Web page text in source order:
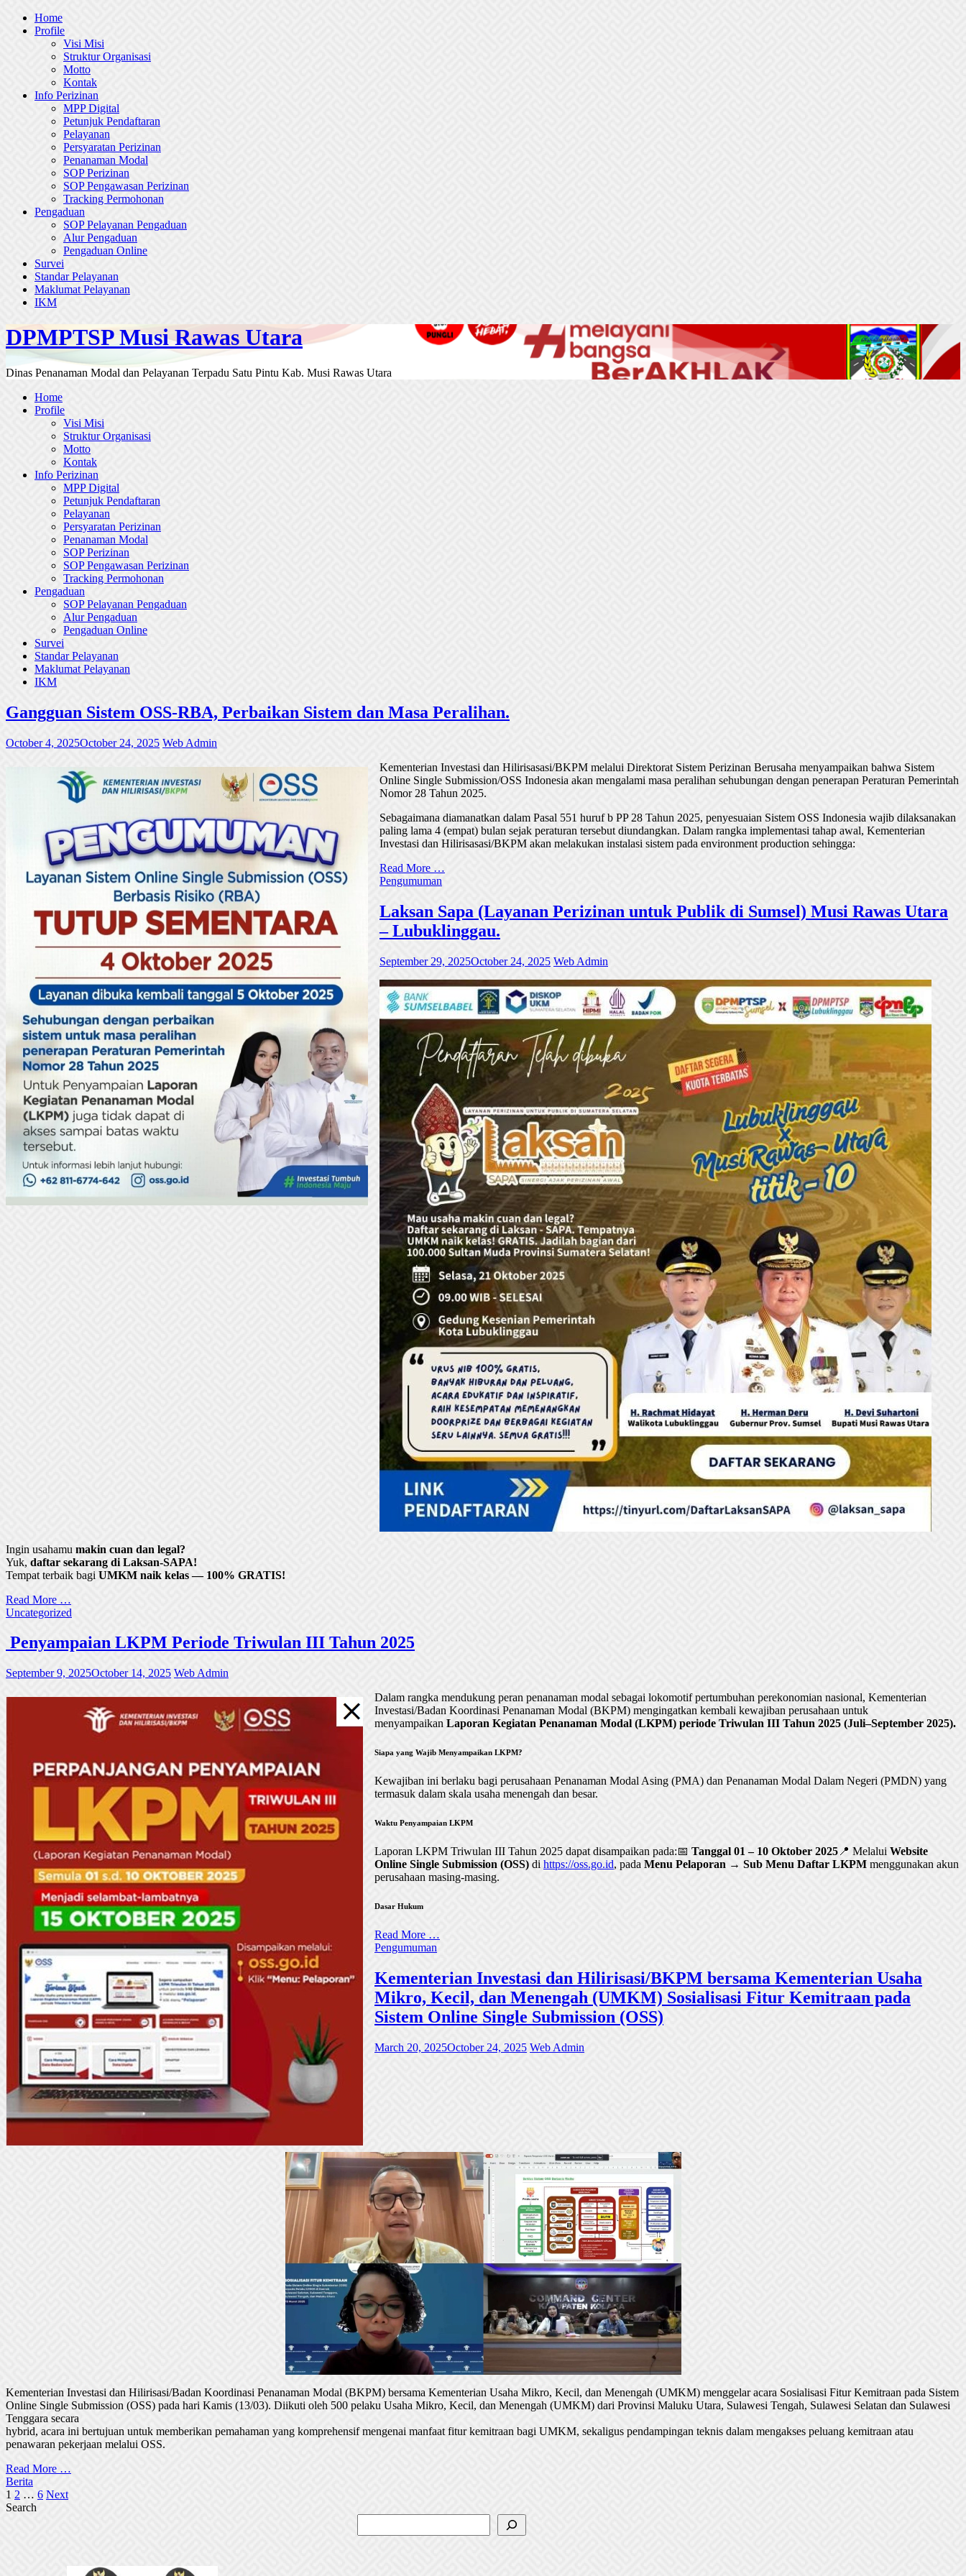
Skip
Home
Profile
Visi Misi
Struktur Organisasi
Motto
Kontak
Info Perizinan
MPP Digital
Petunjuk Pendaftaran
Pelayanan
Persyaratan Perizinan
Penanaman Modal
SOP Perizinan
SOP Pengawasan Perizinan
Tracking Permohonan
Pengaduan
SOP Pelayanan Pengaduan
Alur Pengaduan
Pengaduan Online
Survei
Standar Pelayanan
Maklumat Pelayanan
IKM
DPMPTSP Musi Rawas Utara
Dinas Penanaman Modal dan Pelayanan Terpadu Satu Pintu Kab. Musi Rawas Utara
Home
Profile
Visi Misi
Struktur Organisasi
Motto
Kontak
Info Perizinan
MPP Digital
Petunjuk Pendaftaran
Pelayanan
Persyaratan Perizinan
Penanaman Modal
SOP Perizinan
SOP Pengawasan Perizinan
Tracking Permohonan
Pengaduan
SOP Pelayanan Pengaduan
Alur Pengaduan
Pengaduan Online
Survei
Standar Pelayanan
Maklumat Pelayanan
IKM
Gangguan Sistem OSS-RBA, Perbaikan Sistem dan Masa Peralihan.
October 4, 2025October 24, 2025 Web Admin
Kementerian Investasi dan Hilirisasasi/BKPM melalui Direktorat Sistem Perizinan Berusaha menyampaikan bahwa Sistem
Online Single Submission/OSS Indonesia akan mengalami masa peralihan sehubungan dengan penerapan Peraturan Pemerintah
Nomor 28 Tahun 2025.
Sebagaimana diamanatkan dalam Pasal 551 huruf b PP 28 Tahun 2025, penyesuaian Sistem OSS Indonesia wajib dilaksanakan
paling lama 4 (empat) bulan sejak peraturan tersebut diundangkan. Dalam rangka implementasi tahap awal, Kementerian
Investasi dan Hilirisasasi/BKPM akan melakukan instalasi sistem pada environment production sehingga:
Read More …
Pengumuman
Laksan Sapa (Layanan Perizinan untuk Publik di Sumsel) Musi Rawas Utara
– Lubuklinggau.
September 29, 2025October 24, 2025 Web Admin
Ingin usahamu makin cuan dan legal?
Yuk, daftar sekarang di Laksan-SAPA!
Tempat terbaik bagi UMKM naik kelas — 100% GRATIS!
Read More …
Uncategorized
Penyampaian LKPM Periode Triwulan III Tahun 2025
September 9, 2025October 14, 2025 Web Admin
Dalam rangka mendukung peran penanaman modal sebagai lokomotif pertumbuhan perekonomian nasional, Kementerian
Investasi/Badan Koordinasi Penanaman Modal (BKPM) mengingatkan kembali kewajiban perusahaan untuk
menyampaikan Laporan Kegiatan Penanaman Modal (LKPM) periode Triwulan III Tahun 2025 (Juli–September 2025).
Siapa yang Wajib Menyampaikan LKPM?
Kewajiban ini berlaku bagi perusahaan Penanaman Modal Asing (PMA) dan Penanaman Modal Dalam Negeri (PMDN) yang
termasuk dalam skala usaha menengah dan besar.
Waktu Penyampaian LKPM
Laporan LKPM Triwulan III Tahun 2025 dapat disampaikan pada:📅 Tanggal 01 – 10 Oktober 2025 📍 Melalui Website
Online Single Submission (OSS) di https://oss.go.id, pada Menu Pelaporan → Sub Menu Daftar LKPM menggunakan akun
perusahaan masing-masing.
Dasar Hukum
Read More …
Pengumuman
Kementerian Investasi dan Hilirisasi/BKPM bersama Kementerian Usaha
Mikro, Kecil, dan Menengah (UMKM) Sosialisasi Fitur Kemitraan pada
Sistem Online Single Submission (OSS)
March 20, 2025October 24, 2025 Web Admin
Kementerian Investasi dan Hilirisasi/Badan Koordinasi Penanaman Modal (BKPM) bersama Kementerian Usaha Mikro, Kecil, dan Menengah (UMKM) menggelar acara Sosialisasi Fitur Kemitraan pada Sistem
Online Single Submission (OSS) pada hari Kamis (13/03). Diikuti oleh 500 pelaku Usaha Mikro, Kecil, dan Menengah (UMKM) dari Provinsi Maluku Utara, Sulawesi Tengah, Sulawesi Selatan dan Sulawesi
Tenggara secara
hybrid, acara ini bertujuan untuk memberikan pemahaman yang komprehensif mengenai manfaat fitur kemitraan bagi UMKM, sekaligus pendampingan teknis dalam mengakses peluang kemitraan atau
penawaran pekerjaan melalui OSS.
Read More …
Berita
Posts
pagination
1 2 … 6 Next
Search